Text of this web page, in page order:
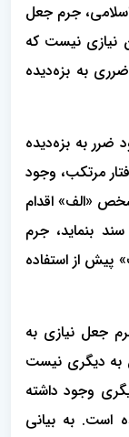
جرم جعل
نیازی نیست که
به بزه‌دیده
به بزه‌دیده
مرتکب، وجود
«الف» اقدام
بنماید، جرم
از استفاده
جعل نیازی به
به دیگری نیست
وجود داشته
است. به بیانی